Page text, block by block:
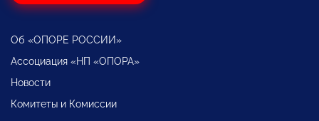
Об «ОПОРЕ РОССИИ»
Ассоциация «НП «ОПОРА»
Новости
Комитеты и Комиссии